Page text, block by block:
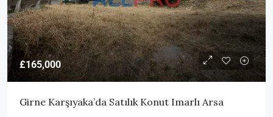
£165,000
Girne Karşıyaka’da Satılık Konut Imarlı Arsa